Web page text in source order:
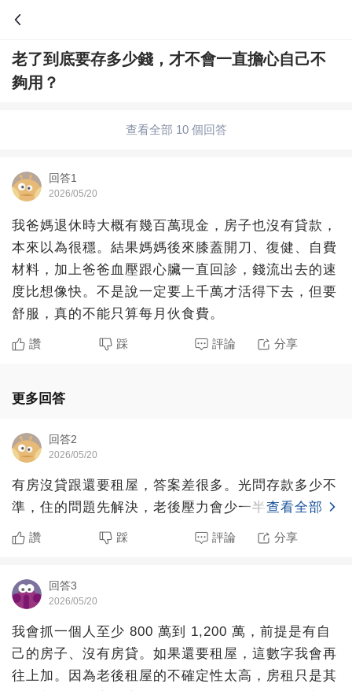
老了到底要存多少錢，才不會一直擔心自己不
夠用？
查看全部 10 個回答
回答1
2026/05/20
我爸媽退休時大概有幾百萬現金，房子也沒有貸款，
本來以為很穩。結果媽媽後來膝蓋開刀、復健、自費
材料，加上爸爸血壓跟心臟一直回診，錢流出去的速
度比想像快。不是說一定要上千萬才活得下去，但要
舒服，真的不能只算每月伙食費。
讚 踩 評論 分享
更多回答
回答2
2026/05/20
有房沒貸跟還要租屋，答案差很多。光問存款多少不
準，住的問題先解決，老後壓力會少一半。查看全部
讚 踩 評論 分享
回答3
2026/05/20
我會抓一個人至少 800 萬到 1,200 萬，前提是有自
己的房子、沒有房貸。如果還要租屋，這數字我會再
往上加。因為老後租屋的不確定性太高，房租只是其
問答